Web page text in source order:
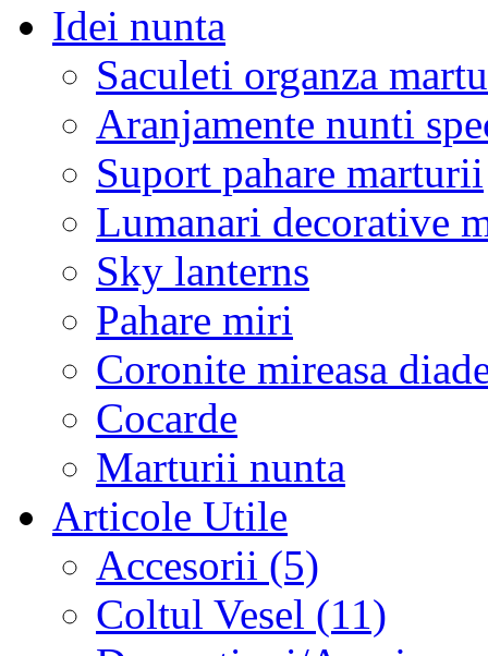
Idei nunta
Saculeti organza
Aranjamente nunti
Suport pahare marturii
Lumanari decorative
Sky lanterns
Pahare miri
Coronite mireasa
Cocarde
Marturii nunta
Articole Utile
Accesorii (5)
Coltul Vesel (11)